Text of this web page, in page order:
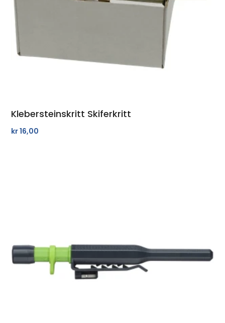
Klebersteinskritt Skiferkritt
kr16,00